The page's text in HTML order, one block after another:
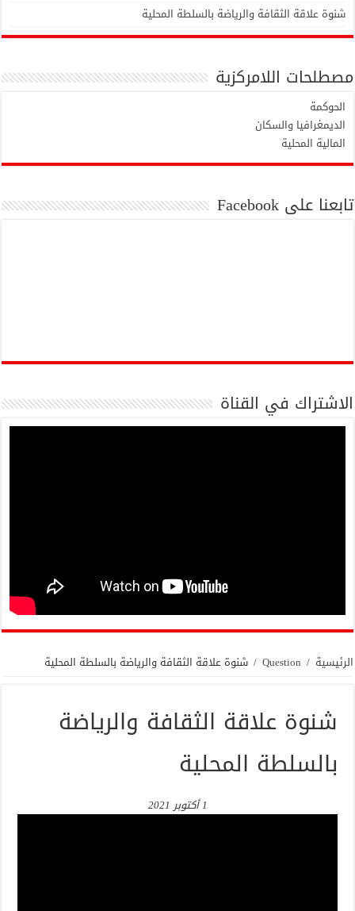
الرئيسية /
Question
/ شنوة علاقة الثقافة والرياضة بالسلطة المحلية
شنوة علاقة الثقافة والرياضة
بالسلطة المحلية
1 أكتوبر 2021
شنوة علاقة الثقافة والرياضة بالسلطة المحلية
مصطلحات اللامركزية
الحوكمة
الديمغرافيا والسكان
المالية المحلية
تابعنا على Facebook
الاشتراك في القناة